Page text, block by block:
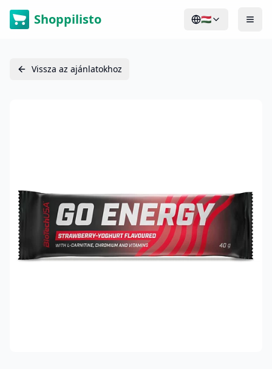
Shoppilisto 🇭🇺
Vissza az ajánlatokhoz